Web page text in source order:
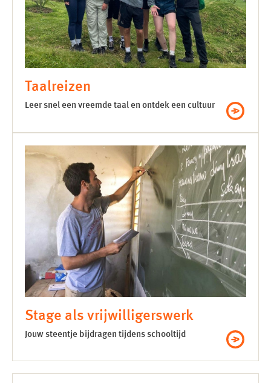
Taalreizen
Leer snel een vreemde taal en ontdek een cultuur
Stage als vrijwilligerswerk
Jouw steentje bijdragen tijdens schooltijd